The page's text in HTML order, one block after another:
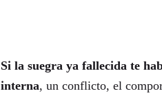
Si la suegra ya fallecida te
interna, un conflicto, el